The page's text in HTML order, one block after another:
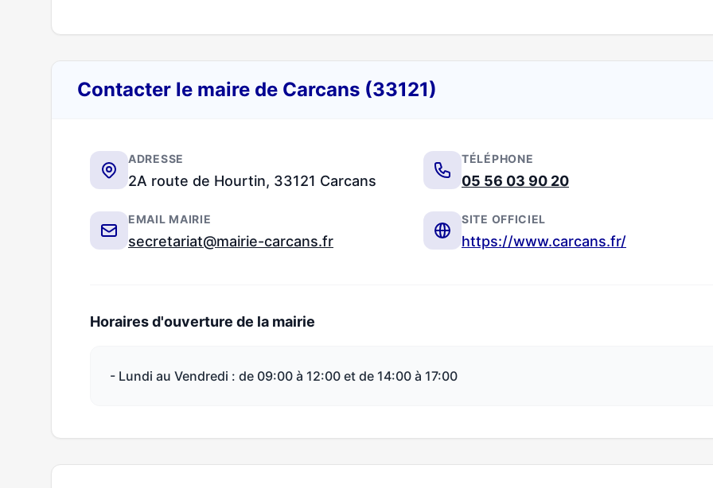
Contacter le maire de Carcans (33121)
ADRESSE
2A route de Hourtin, 33121 Carcans
TÉLÉPHONE
05 56 03 90 20
EMAIL MAIRIE
secretariat@mairie-carcans.fr
SITE OFFICIEL
https://www.carcans.fr/
Horaires d'ouverture de la mairie
- Lundi au Vendredi : de 09:00 à 12:00 et de 14:00 à 17:00